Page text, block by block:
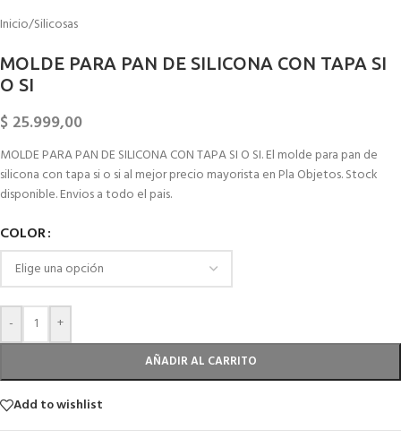
Inicio/Silicosas
MOLDE PARA PAN DE SILICONA CON TAPA SI
O SI
$ 25.999,00
MOLDE PARA PAN DE SILICONA CON TAPA SI O SI. El molde para pan de
silicona con tapa si o si al mejor precio mayorista en Pla Objetos. Stock
disponible. Envios a todo el pais.
COLOR
- +
AÑADIR AL CARRITO
Add to wishlist